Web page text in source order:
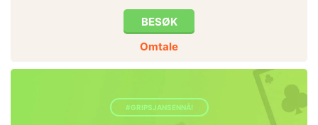
BESØK
Omtale
#GRIPSJANSENNÅ!